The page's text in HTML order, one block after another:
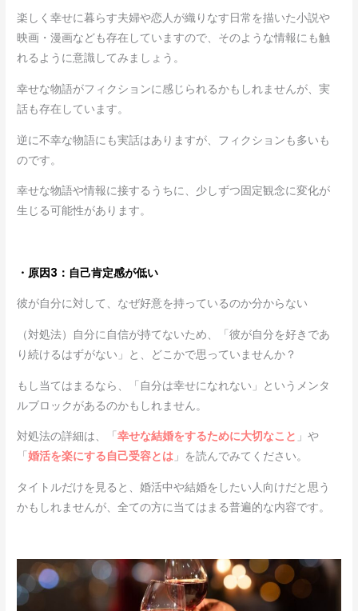
楽しく幸せに暮らす夫婦や恋人が織りなす日常を描いた小説や
映画・漫画なども存在していますので、そのような情報にも触
れるように意識してみましょう。
幸せな物語がフィクションに感じられるかもしれませんが、実
話も存在しています。
逆に不幸な物語にも実話はありますが、フィクションも多いも
のです。
幸せな物語や情報に接するうちに、少しずつ固定観念に変化が
生じる可能性があります。
・原因3：自己肯定感が低い
彼が自分に対して、なぜ好意を持っているのか分からない
（対処法）自分に自信が持てないため、「彼が自分を好きであ
り続けるはずがない」と、どこかで思っていませんか？
もし当てはまるなら、「自分は幸せになれない」というメンタ
ルブロックがあるのかもしれません。
対処法の詳細は、「幸せな結婚をするために大切なこと 」や
「婚活を楽にする自己受容とは」を読んでみてください。
タイトルだけを見ると、婚活中や結婚をしたい人向けだと思う
かもしれませんが、全ての方に当てはまる普遍的な内容です。